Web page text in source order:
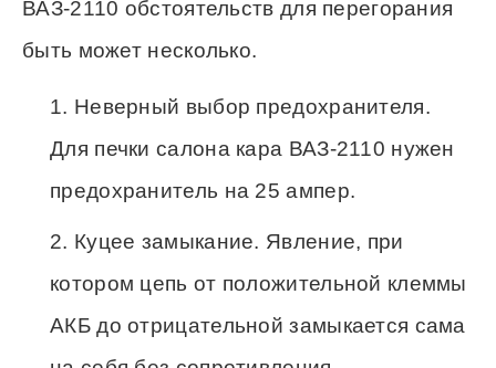
ВАЗ-2110 обстоятельств для перегорания
быть может несколько.
Неверный выбор предохранителя.
Для печки салона кара ВАЗ-2110 нужен
предохранитель на 25 ампер.
Куцее замыкание. Явление, при
котором цепь от положительной клеммы
АКБ до отрицательной замыкается сама